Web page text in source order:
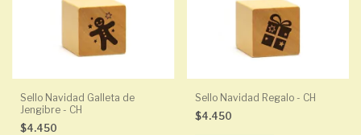
Sello Navidad Galleta de
Jengibre - CH
$4.450
Sello Navidad Regalo - CH
$4.450